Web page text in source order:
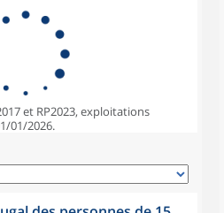
et RP2023, exploitations
01/2026.